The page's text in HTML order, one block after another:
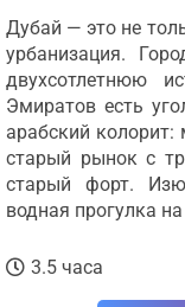
Дубай — это не
урбанизация.
двухсотлетнюю
Эмиратов есть
арабский колорит:
старый рынок с
старый форт.
водная прогулка
3.5 часа